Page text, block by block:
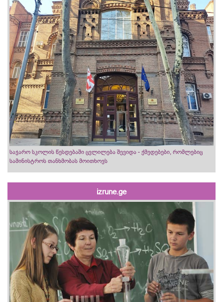
საჯარო სკოლის წესდებაში ცვლილება შევიდა - ქმედებები, რომლებიც
სამინისტროს თანხმობას მოითხოვს
izrune.ge